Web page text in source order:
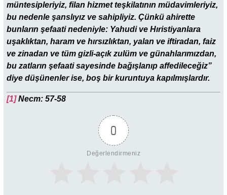
müntesipleriyiz, filan hizmet teşkilatının müdavimleriyiz,
bu nedenle şanslıyız ve sahipliyiz. Çünkü ahirette
bunların şefaati nedeniyle: Yahudi ve Hıristiyanlara
uşaklıktan, haram ve hırsızlıktan, yalan ve iftiradan, faiz
ve zinadan ve tüm gizli-açık zulüm ve günahlarımızdan,
bu zatların şefaati sayesinde bağışlanıp affedileceğiz”
diye düşünenler ise, boş bir kuruntuya kapılmışlardır.
[1]Necm: 57-58
0
Değerlendirmeniz